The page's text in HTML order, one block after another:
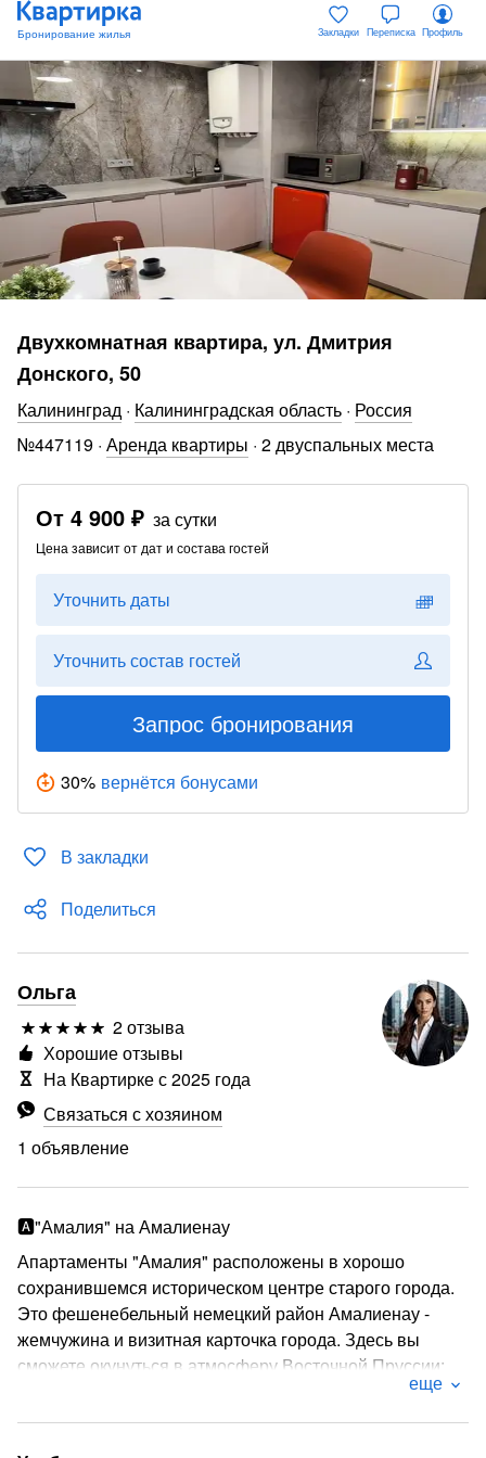
Закладки Переписка Профиль
Двухкомнатная квартира, ул. Дмитрия
Донского, 50
Калининград · Калининградская область · Россия
№447119 · Аренда квартиры · 2 двуспальных места
От 4 900 ₽ за сутки
Цена зависит от дат и состава гостей
Уточнить даты
Уточнить состав гостей
Запрос бронирования
30% вернётся бонусами
В закладки
Поделиться
Ольга
2 отзыва
Связаться с хозяином
1 объявление
Хорошие отзывы
На Квартирке с 2025 года
‍🅰️"Амалия" на Амалиенау
‍Апартаменты "Амалия" расположены в хорошо
сохранившемся историческом центре старого города.
Это фешенебельный немецкий район Амалиенау -
жемчужина и визитная карточка города. Здесь вы
сможете окунуться в атмосферу Восточной Пруссии:
причудливые немецкие домики, черепичные крыши и
еще